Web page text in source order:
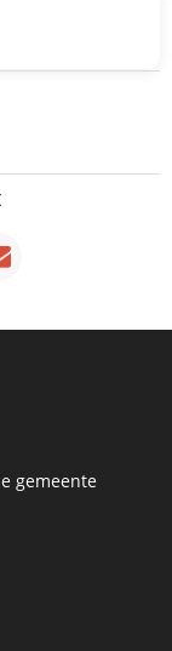
gemeente